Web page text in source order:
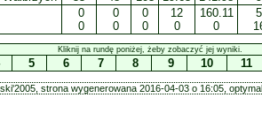
0
0
0
0
0
0
12
0
160.11
0
5
Kliknij na rundę poniżej, żeby zobaczyć jej wyniki.
5 6 7 8 9 10 11
strona wygenerowana 2016-04-03 o 16:05,